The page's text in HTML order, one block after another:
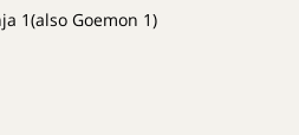
1(also Goemon 1)